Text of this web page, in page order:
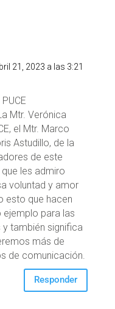
21, 2023 a las 3:21
Mtr. Verónica
el Mtr. Marco
Astudillo, de la
de este
les admiro
voluntad y amor
esto que hacen
para las
también significa
más de
de comunicación.
Responder